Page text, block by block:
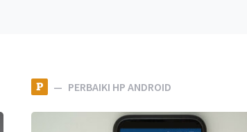
P PERBAIKI HP ANDROID